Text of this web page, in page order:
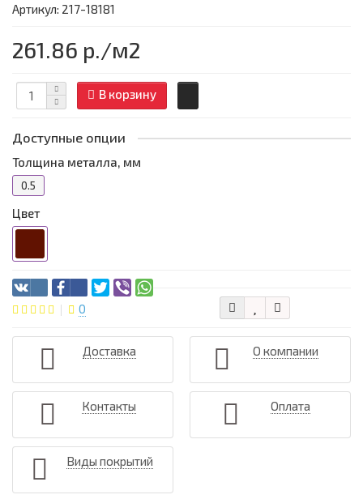
Артикул: 217-18181
261.86 р./м2
В корзину
Доступные опции
Толщина металла, мм
0.5
Цвет
0
Доставка О компании
Контакты Оплата
Виды покрытий